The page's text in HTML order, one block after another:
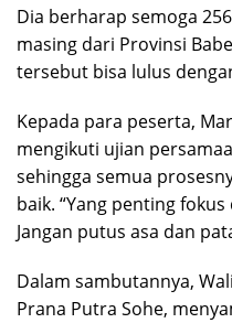
Dia berharap semoga
masing dari Provinsi
tersebut bisa lulus
Kepada para peserta,
mengikuti ujian
sehingga semua
baik. “Yang penting
Jangan putus asa dan
Dalam sambutannya,
Prana Putra Sohe,